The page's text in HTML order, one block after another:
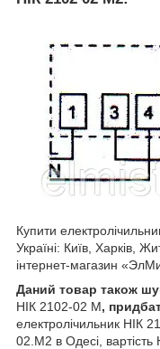
Купити
Україні: Київ, Харків,
інтернет-магазин
Даний товар також
НІК 2102-02 М,
електролічильник НІК
02.M2 в Одесі,